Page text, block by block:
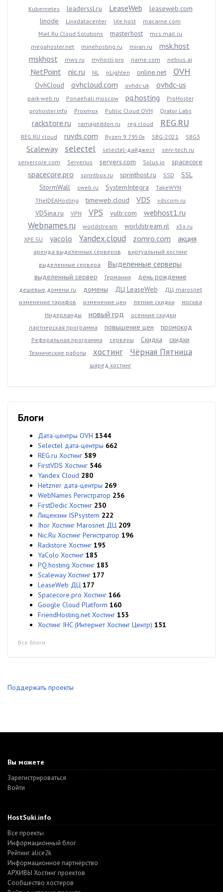
Kubernetes leaderssl.ru LeaseWeb
leaseweb.com
linode
Linxdatacenter lite.host
macarne.com
Mail.Ru Cloud Solutions
masterhost
mcs.mail.ru
megahoster.net
minehosting.ru miran.ru
msk.host
mskhost
mws.ru myhosti.pro name.com nebius.ai
NetPoint nic.ru NL nLighten online.net OVH
OvhCloud ovhcloud.com ovhdc-uk ovhdc-us
park-web.ru Ponaehali.moscow pq.hosting
ProHoster
prohoster.info
Proxmox Public Cloud OVH Qrator Labs
rackstore.ru ramageddon.ru reg.cloud REG.RU
REG.RU cloud ruvds.com Ryzen 9 7950x SBG-2021 SBG3
Scaleway selectel selectel-дайджест
serv-tech.ru
servercore.com
Serverius servers.com Solus.io spacecore
spacecore.pro sprintbox.ru sprinthost.ru SSD
SSL
StormWall
sweb.ru SystemIntegra
TakeWYN
TheIDEAHosting
timeweb.cloud VDS vdscom.ru
VDSina.ru VPN VPS vultr.com webhost1.ru
Webnames.ru worldstream worldstream.nl
x5x.ru
XPE.SU
yacolo Yandex.cloud zomro.com акция
аренда выделенных серверов
виртуальный хостинг
выделенные сервера
Выделенные серверы
выделенный сервер Германия день рождение
дешевые домены ru домены ДЦ LeaseWeb
ДЦ marosnet
изменение тарифов
изменение цен летние скидки
москва
Нидерланды
новый год
осенние скидки
партнерская программа
повышение цен промокод
Реферальная программа серверы Скидка скидки
Технические работы хостинг Чёрная Пятница
шаред хостинг
Блоги
Дата-центры OVH 1344
Selectel дата-центры 662
REG.ru Хостинг 589
FirstVDS Хостинг 546
Yandex Cloud 280
Hetzner дата-центры 269
WebNames Регистратор 256
FirstDedic Хостинг 230
Лицензии ISPsystem 222
Ihor Хостинг Marosnet ДЦ 209
Nic.Ru Хостинг Регистратор 196
Rackstore Хостинг 195
YaColo Хостинг 185
PQ.hosting Хостинг 183
Scaleway Хостинг 177
LeaseWeb ДЦ 177
Spacecore.pro Хостинг 166
Google Cloud Platform 160
FriendHosting.net Хостинг 153
Хостинг IHC (Интернет Хостинг Центр) 151
Все блоги
Поддержать проекты
Вы можете
Зарегистрироваться
Войти
HostSuki.info
Все проекты
Информационный блог
Рейтинг alice2k
Информационное партнерство
АРХИВЫ Хостинг проектов
Cообщество хостеров